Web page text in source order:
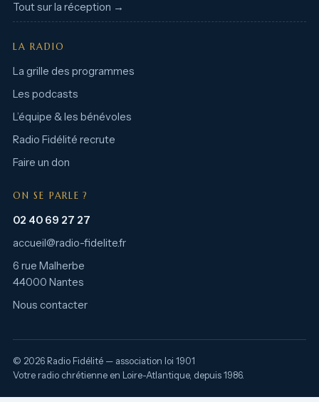
Tout sur la réception →
LA RADIO
La grille des programmes
Les podcasts
L’équipe & les bénévoles
Radio Fidélité recrute
Faire un don
ON SE PARLE ?
02 40 69 27 27
accueil@radio-fidelite.fr
6 rue Malherbe
44000 Nantes
Nous contacter
© 2026 Radio Fidélité — association loi 1901
Votre radio chrétienne en Loire-Atlantique, depuis 1986.